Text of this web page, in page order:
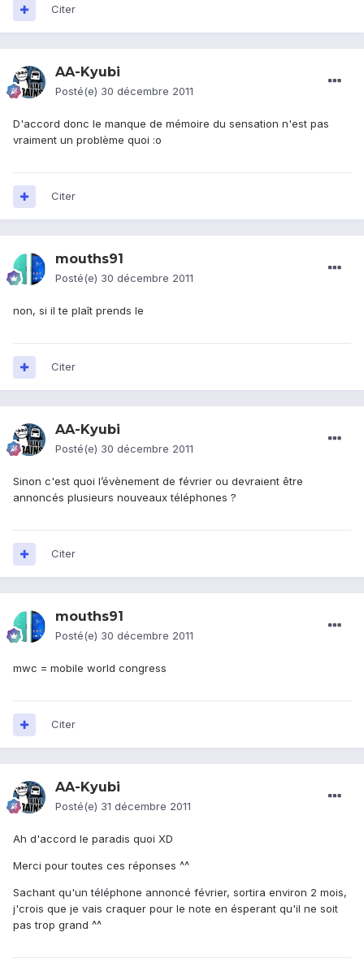
Citer
AA-Kyubi
Posté(e) 30 décembre 2011
D'accord donc le manque de mémoire du sensation n'est pas
vraiment un problème quoi :o
Citer
mouths91
Posté(e) 30 décembre 2011
non, si il te plaît prends le
Citer
AA-Kyubi
Posté(e) 30 décembre 2011
Sinon c'est quoi l’évènement de février ou devraient être
annoncés plusieurs nouveaux téléphones ?
Citer
mouths91
Posté(e) 30 décembre 2011
mwc = mobile world congress
Citer
AA-Kyubi
Posté(e) 31 décembre 2011
Ah d'accord le paradis quoi XD
Merci pour toutes ces réponses ^^
Sachant qu'un téléphone annoncé février, sortira environ 2 mois,
j'crois que je vais craquer pour le note en ésperant qu'il ne soit
pas trop grand ^^